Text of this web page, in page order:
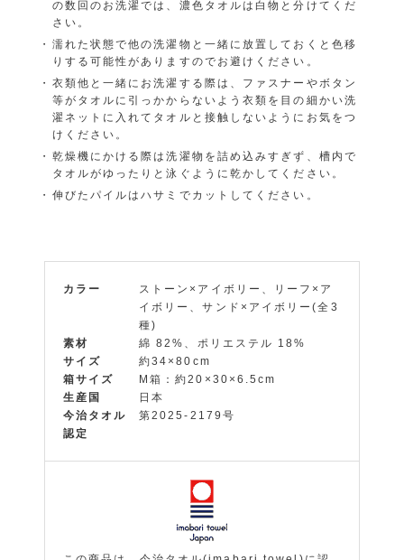
の数回のお洗濯では、濃色タオルは白物と分けてくだ
さい。
濡れた状態で他の洗濯物と一緒に放置しておくと色移
りする可能性がありますのでお避けください。
衣類他と一緒にお洗濯する際は、ファスナーやボタン
等がタオルに引っかからないよう衣類を目の細かい洗
濯ネットに入れてタオルと接触しないようにお気をつ
けください。
乾燥機にかける際は洗濯物を詰め込みすぎず、槽内で
タオルがゆったりと泳ぐように乾かしてください。
伸びたパイルはハサミでカットしてください。
カラー
ストーン×アイボリー、リーフ×ア
イボリー、サンド×アイボリー(全3
種)
素材
綿 82%、ポリエステル 18%
サイズ
約34×80cm
箱サイズ
M箱：約20×30×6.5cm
生産国
日本
今治タオル
認定
第2025-2179号